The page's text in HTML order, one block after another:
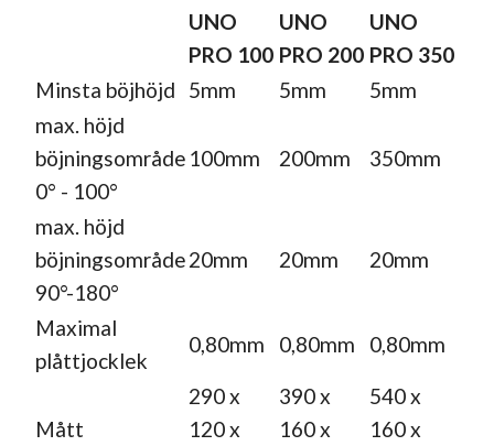
UNO
PRO 100
UNO
PRO 200
UNO
PRO 350
Minsta böjhöjd
5mm 5mm
5mm
max. höjd
böjningsområde
0° - 100°
100mm 200mm 350mm
max. höjd
böjningsområde
90°-180°
20mm 20mm 20mm
Maximal
plåttjocklek
0,80mm 0,80mm 0,80mm
Mått
290 x
120 x
390 x
160 x
540 x
160 x